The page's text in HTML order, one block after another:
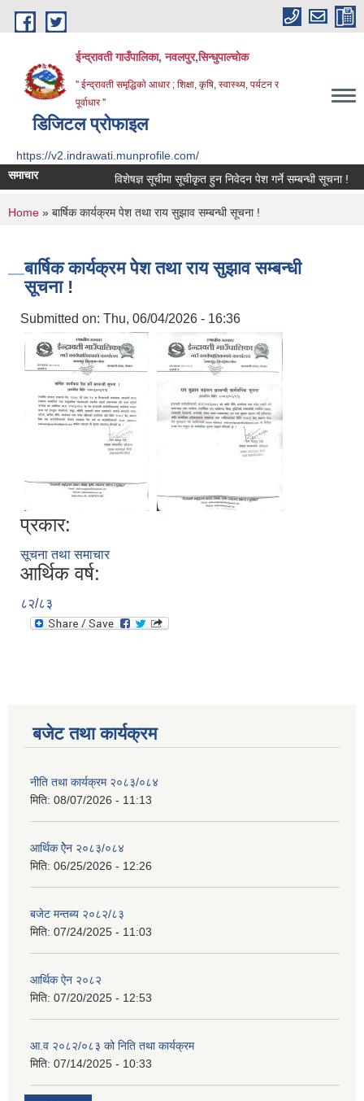
Skip to main content
ईन्द्रावती गाउँपालिका, नवलपुर,सिन्धुपाल्चाेक
'' ईन्द्रावती समृद्धिकाे आधार ; शिक्षा, कृषि, स्वास्थ्य, पर्यटन र
पूर्वाधार ''
डिजिटल प्रोफाइल
https://v2.indrawati.munprofile.com/
समाचार
विशेषज्ञ सूचीमा सूचीकृत हुन निवेदन पेश गर्ने सम्बन्धी सूचना !
You are here
Home » बार्षिक कार्यक्रम पेश तथा राय सुझाव सम्बन्धी सूचना !
बार्षिक कार्यक्रम पेश तथा राय सुझाव सम्बन्धी
सूचना !
Submitted on: Thu, 06/04/2026 - 16:36
प्रकार:
सूचना तथा समाचार
आर्थिक वर्ष:
८२/८३
बजेट तथा कार्यक्रम
नीति तथा कार्यक्रम २०८३/०८४
मिति: 08/07/2026 - 11:13
आर्थिक ऐेन २०८३/०८४
मिति: 06/25/2026 - 12:26
बजेट मन्तब्य २०८२/८३
मिति: 07/24/2025 - 11:03
आर्थिक ऐन २०८२
मिति: 07/20/2025 - 12:53
आ.व २०८२/०८३ को निति तथा कार्यक्रम
मिति: 07/14/2025 - 10:33